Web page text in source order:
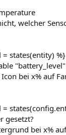
welcher
= states(entity) %}
bei x% auf
=
gesetzt?
bei x%